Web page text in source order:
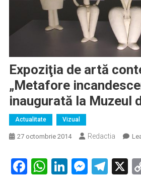
Expoziţia de artă
„Metafore
inaugurată la Muzeul
Actualitate Vizual
27 octombrie 2014 Redactia
Facebook
WhatsApp
LinkedInX